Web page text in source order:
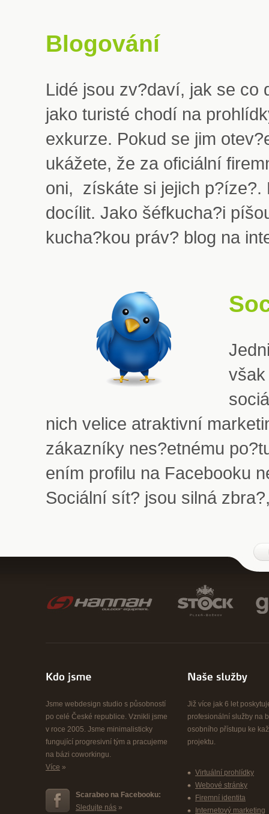
Blogování
Lidé jsou zv?daví, jak se co
jako turisté chodí na
exkurze. Pokud se jim
ukážete, že za oficiální
oni, získáte si jejich p?íze?.
docílit. Jako šéfkucha?i
kucha?kou práv? blog na
však
nich velice atraktivní
zákazníky nes?etnému
ením profilu na Facebooku
Sociální sít? jsou silná
Jsme webdesign studio s působností
po celé České republice. Vznikli jsme
v roce 2005. Jsme minimalisticky
fungující progresivní tým a pracujeme
na bázi coworkingu.
Více »
Scarabeo na Facebooku:
Sledujte nás »
Již více jak 6 let
profesionální služby na
osobního přístupu ke
projektu.
Virtuální prohlídky
Webové stránky
Firemní identita
Internetový marketing